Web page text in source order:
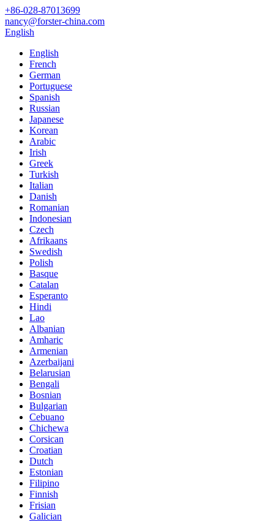
+86-028-87013699
nancy@forster-china.com
English
English
French
German
Portuguese
Spanish
Russian
Japanese
Korean
Arabic
Irish
Greek
Turkish
Italian
Danish
Romanian
Indonesian
Czech
Afrikaans
Swedish
Polish
Basque
Catalan
Esperanto
Hindi
Lao
Albanian
Amharic
Armenian
Azerbaijani
Belarusian
Bengali
Bosnian
Bulgarian
Cebuano
Chichewa
Corsican
Croatian
Dutch
Estonian
Filipino
Finnish
Frisian
Galician